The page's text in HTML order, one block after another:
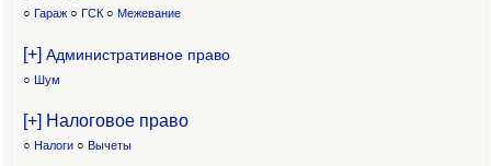
○ Гараж ○ ГСК ○ Межевание
[+] Административное право
○ Шум
[+] Налоговое право
○ Налоги ○ Вычеты